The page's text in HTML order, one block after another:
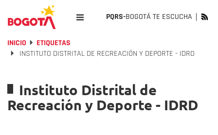
PQRS-BOGOTÁ TE ESCUCHA
INICIO
ETIQUETAS
INSTITUTO DISTRITAL DE RECREACIÓN Y DEPORTE - IDRD
Instituto Distrital de
Recreación y Deporte - IDRD